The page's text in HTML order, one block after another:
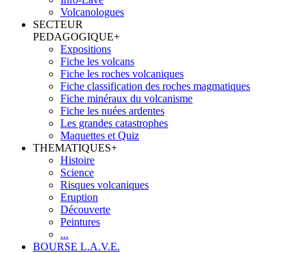
Volcanologues
SECTEUR
PEDAGOGIQUE+
Expositions
Fiche les volcans
Fiche les roches volcaniques
Fiche classification des roches magmatiques
Fiche minéraux du volcanisme
Fiche les nuées ardentes
Les grandes catastrophes
Maquettes et Quiz
THEMATIQUES+
Histoire
Science
Risques volcaniques
Eruption
Découverte
Peintures
...
BOURSE L.A.V.E.